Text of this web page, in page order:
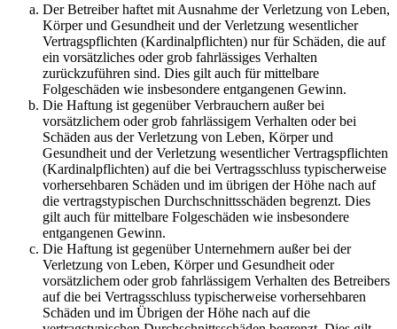
Der Betreiber haftet mit Ausnahme der Verletzung von Leben,
Körper und Gesundheit und der Verletzung wesentlicher
Vertragspflichten (Kardinalpflichten) nur für Schäden, die auf
ein vorsätzliches oder grob fahrlässiges Verhalten
zurückzuführen sind. Dies gilt auch für mittelbare
Folgeschäden wie insbesondere entgangenen Gewinn.
Die Haftung ist gegenüber Verbrauchern außer bei
vorsätzlichem oder grob fahrlässigem Verhalten oder bei
Schäden aus der Verletzung von Leben, Körper und
Gesundheit und der Verletzung wesentlicher Vertragspflichten
(Kardinalpflichten) auf die bei Vertragsschluss typischerweise
vorhersehbaren Schäden und im übrigen der Höhe nach auf
die vertragstypischen Durchschnittsschäden begrenzt. Dies
gilt auch für mittelbare Folgeschäden wie insbesondere
entgangenen Gewinn.
Die Haftung ist gegenüber Unternehmern außer bei der
Verletzung von Leben, Körper und Gesundheit oder
vorsätzlichem oder grob fahrlässigem Verhalten des Betreibers
auf die bei Vertragsschluss typischerweise vorhersehbaren
Schäden und im Übrigen der Höhe nach auf die